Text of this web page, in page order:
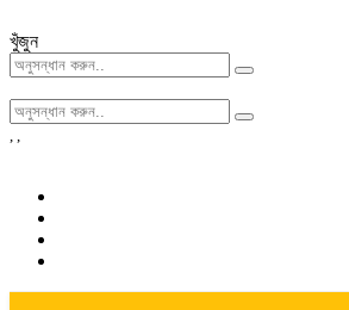
খুঁজুন
, ,